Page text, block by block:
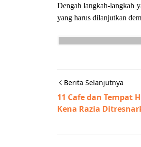
Dengah langkah-langkah
yang harus dilanjutkan
Berita Selanjutnya
11 Cafe dan Tempat
Kena Razia